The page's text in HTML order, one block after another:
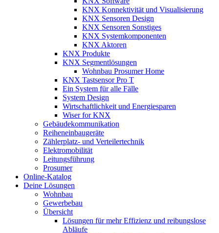
KNX Konnektivität und Visualisierung
KNX Sensoren Design
KNX Sensoren Sonstiges
KNX Systemkomponenten
KNX Aktoren
KNX Produkte
KNX Segmentlösungen
Wohnbau Prosumer Home
KNX Tastsensor Pro T
Ein System für alle Fälle
System Design
Wirtschaftlichkeit und Energiesparen
Wiser for KNX
Gebäudekommunikation
Reiheneinbaugeräte
Zählerplatz- und Verteilertechnik
Elektromobilität
Leitungsführung
Prosumer
Online-Katalog
Deine Lösungen
Wohnbau
Gewerbebau
Übersicht
Lösungen für mehr Effizienz und reibungslose
Abläufe